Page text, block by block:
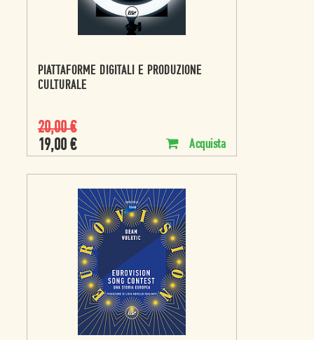
PIATTAFORME DIGITALI E PRODUZIONE
CULTURALE
20,00€
19,00 € Acquista